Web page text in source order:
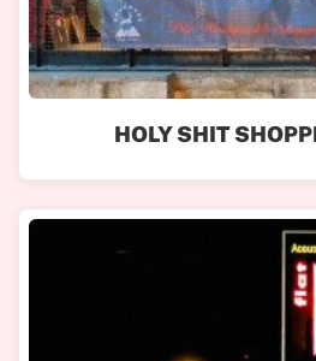
HOLY SHIT